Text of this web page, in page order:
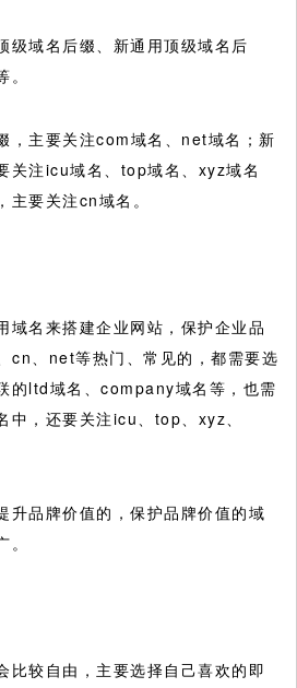
级域名后缀、新通用顶级域名后
，主要关注com域名、net域名；新
关注icu域名、top域名、xyz域名
要关注cn域名。
域名来搭建企业网站，保护企业品
cn、net等热门、常见的，都需要选
的ltd域名、company域名等，也需
中，还要关注icu、top、xyz、
升品牌价值的，保护品牌价值的域
比较自由，主要选择自己喜欢的即